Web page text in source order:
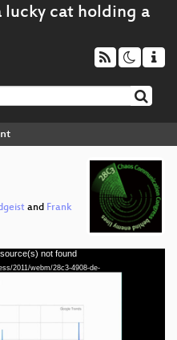
and Frank
not found
2011/webm/28c3-4908-de-